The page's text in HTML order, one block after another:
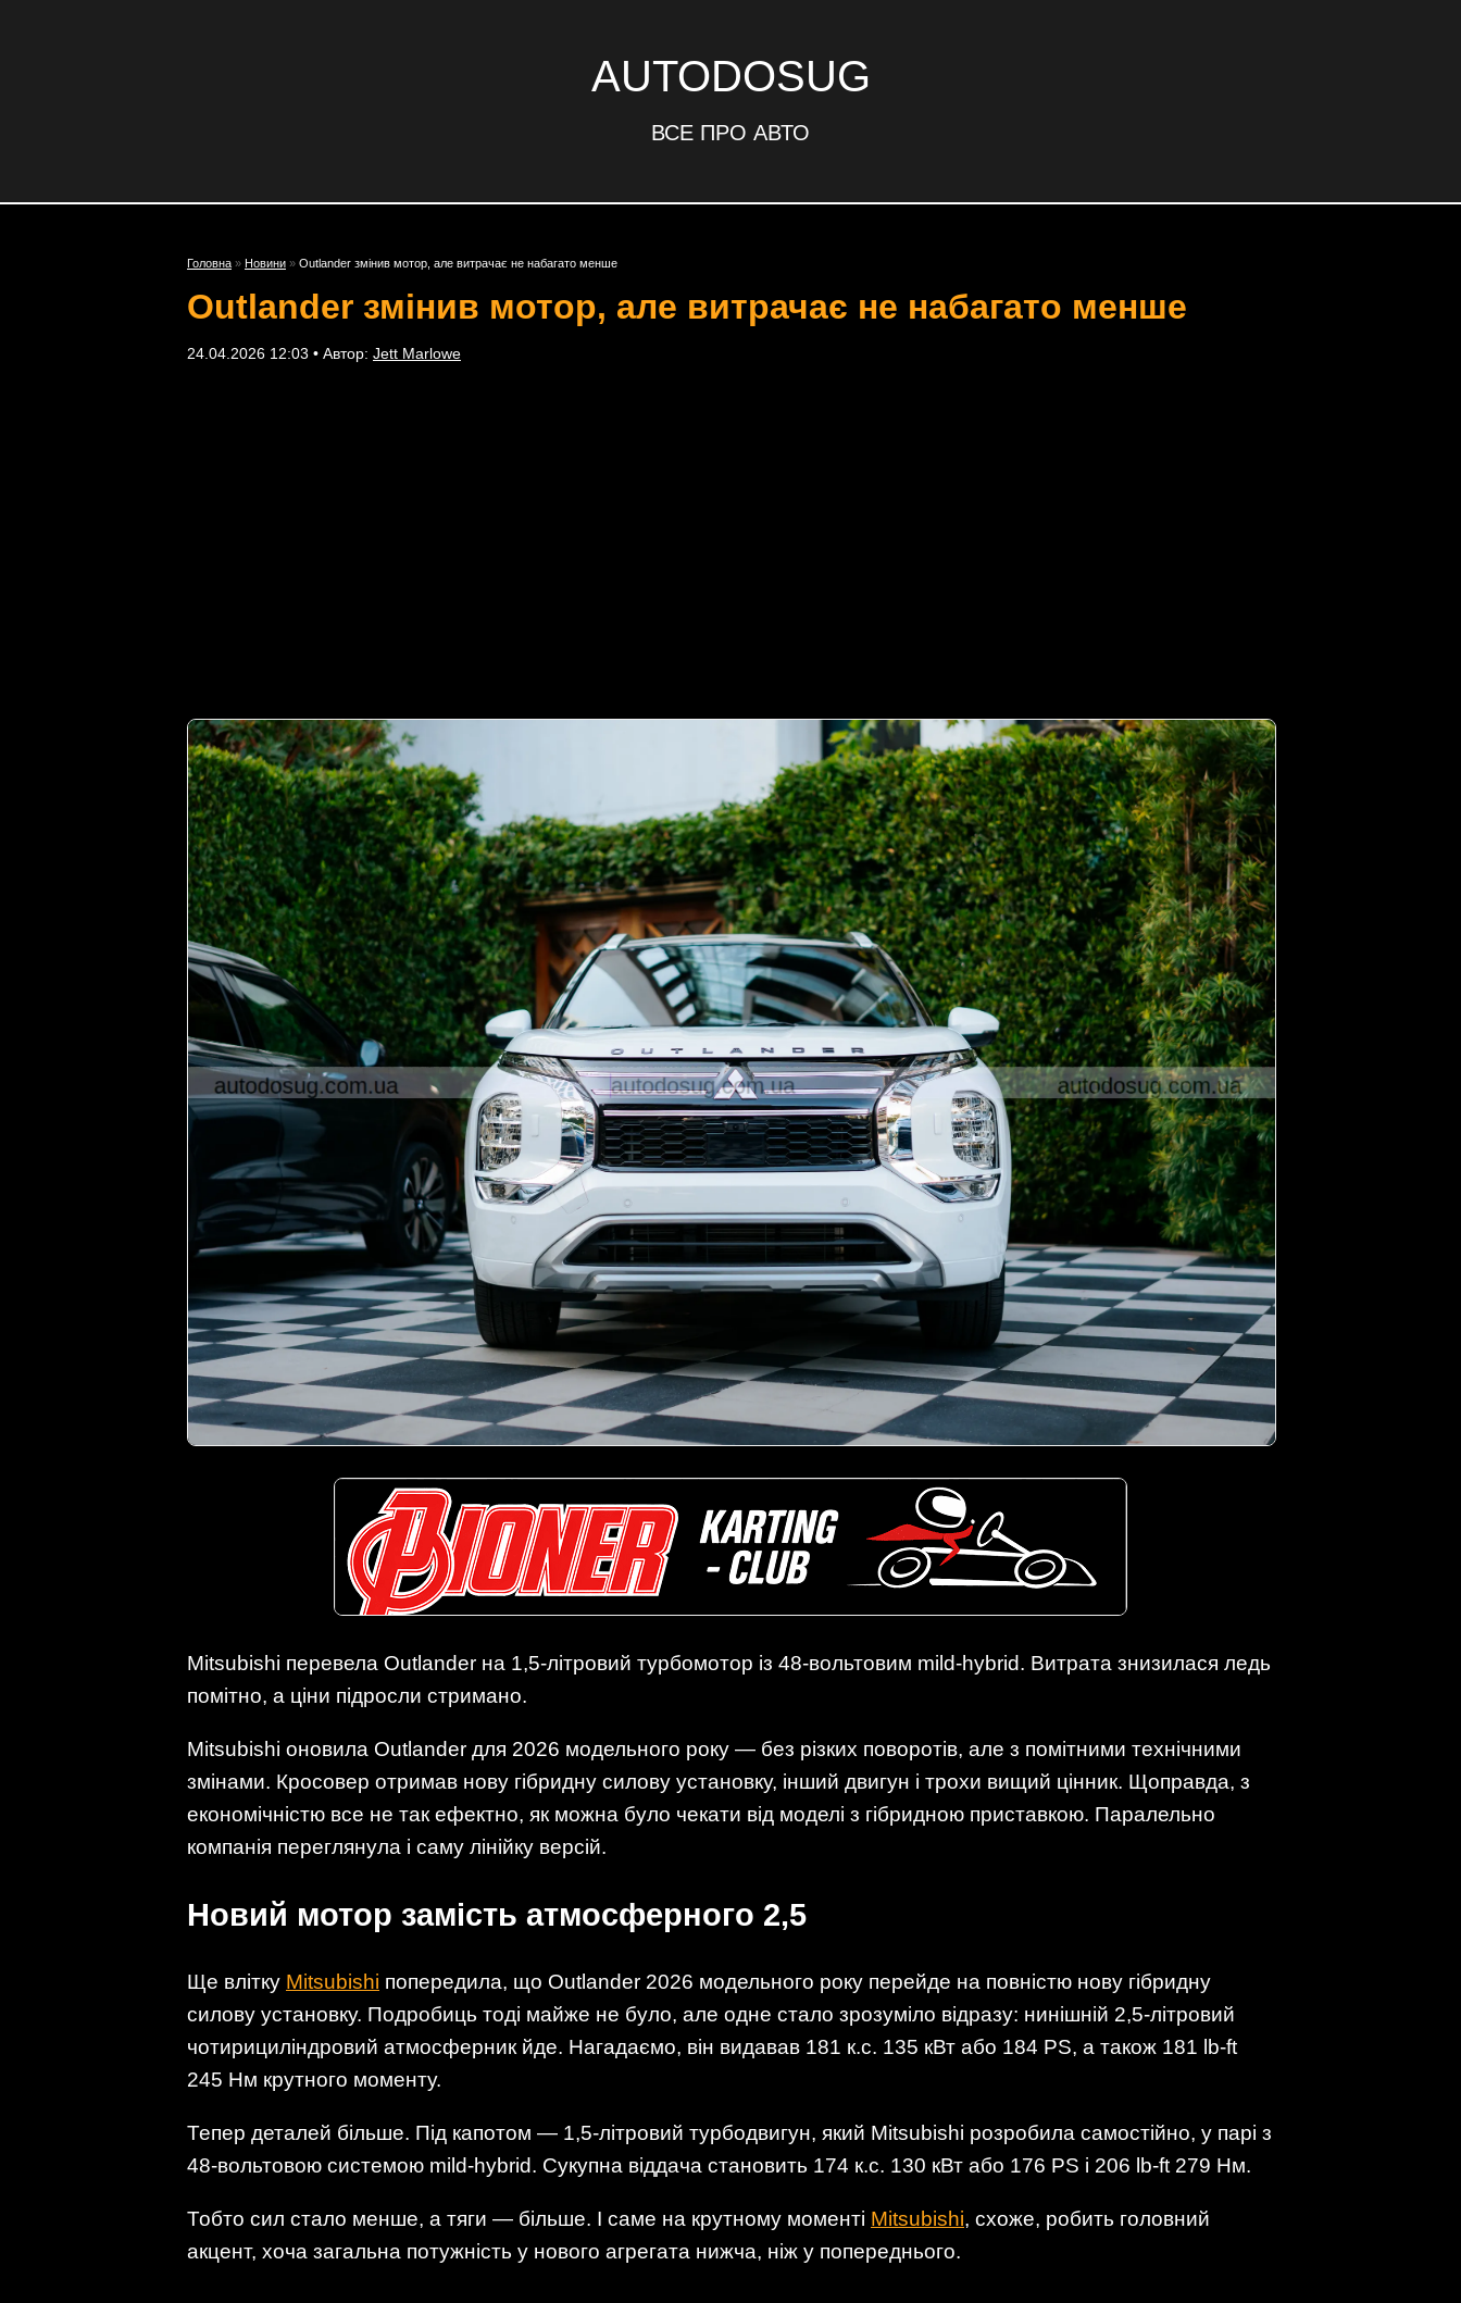
AUTODOSUG
ВСЕ ПРО АВТО
Головна » Новини » Outlander змінив мотор, але витрачає не набагато менше
Outlander змінив мотор, але витрачає не набагато менше
24.04.2026 12:03 • Автор: Jett Marlowe
Mitsubishi перевела Outlander на 1,5-літровий турбомотор із 48-вольтовим mild-hybrid. Витрата знизилася ледь
помітно, а ціни підросли стримано.
Mitsubishi оновила Outlander для 2026 модельного року — без різких поворотів, але з помітними технічними
змінами. Кросовер отримав нову гібридну силову установку, інший двигун і трохи вищий цінник. Щоправда, з
економічністю все не так ефектно, як можна було чекати від моделі з гібридною приставкою. Паралельно
компанія переглянула і саму лінійку версій.
Новий мотор замість атмосферного 2,5
Ще влітку Mitsubishi попередила, що Outlander 2026 модельного року перейде на повністю нову гібридну
силову установку. Подробиць тоді майже не було, але одне стало зрозуміло відразу: нинішній 2,5-літровий
чотирициліндровий атмосферник йде. Нагадаємо, він видавав 181 к.с. 135 кВт або 184 PS, а також 181 lb-ft
245 Нм крутного моменту.
Тепер деталей більше. Під капотом — 1,5-літровий турбодвигун, який Mitsubishi розробила самостійно, у парі з
48-вольтовою системою mild-hybrid. Сукупна віддача становить 174 к.с. 130 кВт або 176 PS і 206 lb-ft 279 Нм.
Тобто сил стало менше, а тяги — більше. І саме на крутному моменті Mitsubishi, схоже, робить головний
акцент, хоча загальна потужність у нового агрегата нижча, ніж у попереднього.